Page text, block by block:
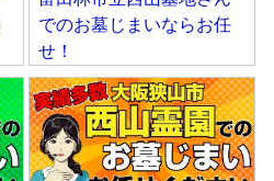
でのお墓じまいならお任
せ！